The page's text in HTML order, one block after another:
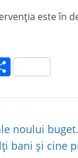
este în
P
je
a
noului
bani și cine